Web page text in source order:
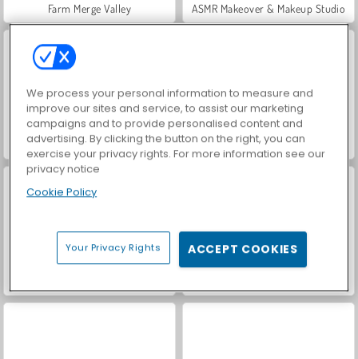
Farm Merge Valley ASMR Makeover & Makeup Studio
VegaMix Da Vinci Puzzles Hidden Object: Street of Secrets
We process your personal information to measure and
improve our sites and service, to assist our marketing
campaigns and to provide personalised content and
advertising. By clicking the button on the right, you can
exercise your privacy rights. For more information see our
privacy notice
Cookie Policy
Your Privacy Rights ACCEPT COOKIES